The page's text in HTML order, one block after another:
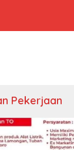
Pekerjaan